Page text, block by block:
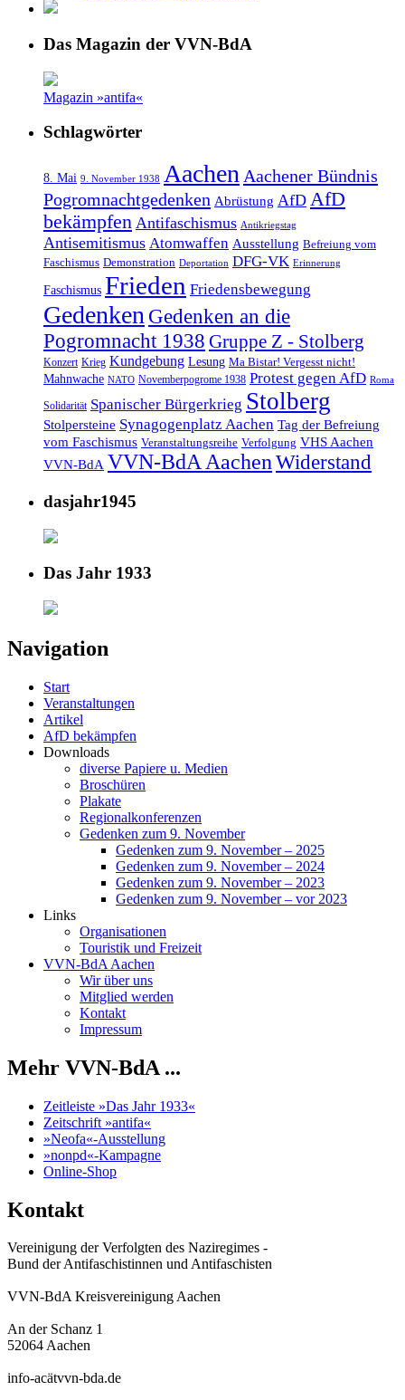
Das Magazin der VVN-BdA
Magazin »antifa«
Schlagwörter
8. Mai 9. November 1938 Aachen Aachener Bündnis
Pogromnachtgedenken Abrüstung AfD AfD
bekämpfen Antifaschismus Antikriegstag
Antisemitismus Atomwaffen Ausstellung Befreiung vom
Faschismus Demonstration Deportation DFG-VK Erinnerung
Faschismus Frieden Friedensbewegung
Gedenken Gedenken an die
Pogromnacht 1938 Gruppe Z - Stolberg
Konzert Krieg Kundgebung Lesung Ma Bistar! Vergesst nicht!
Mahnwache NATO Novemberpogrome 1938 Protest gegen AfD Roma
Solidarität Spanischer Bürgerkrieg Stolberg
Stolpersteine Synagogenplatz Aachen Tag der Befreiung
vom Faschismus Veranstaltungsreihe Verfolgung VHS Aachen
VVN-BdA VVN-BdA AachenWiderstand
dasjahr1945
Das Jahr 1933
Navigation
Start
Veranstaltungen
Artikel
AfD bekämpfen
Downloads
diverse Papiere u. Medien
Broschüren
Plakate
Regionalkonferenzen
Gedenken zum 9. November
Gedenken zum 9. November – 2025
Gedenken zum 9. November – 2024
Gedenken zum 9. November – 2023
Gedenken zum 9. November – vor 2023
Links
Organisationen
Touristik und Freizeit
VVN-BdA Aachen
Wir über uns
Mitglied werden
Kontakt
Impressum
Mehr VVN-BdA ...
Zeitleiste »Das Jahr 1933«
Zeitschrift »antifa«
»Neofa«-Ausstellung
»nonpd«-Kampagne
Online-Shop
Kontakt
Vereinigung der Verfolgten des Naziregimes -
Bund der Antifaschistinnen und Antifaschisten
VVN-BdA Kreisvereinigung Aachen
An der Schanz 1
52064 Aachen
info-acätvvn-bda.de